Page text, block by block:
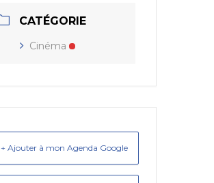
CATÉGORIE
Cinéma
+ Ajouter à mon Agenda Google